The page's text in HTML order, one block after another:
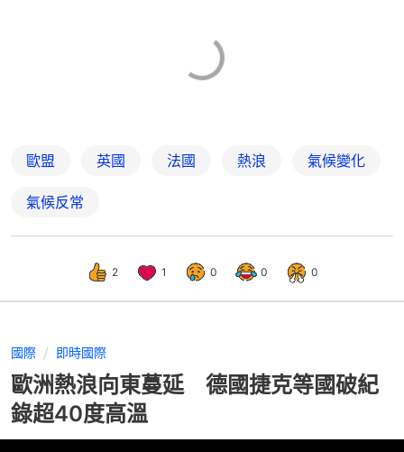
歐盟 英國 法國 熱浪 氣候變化
氣候反常
2 1 0 0 0
國際 即時國際
歐洲熱浪向東蔓延 德國捷克等國破紀
錄超40度高溫